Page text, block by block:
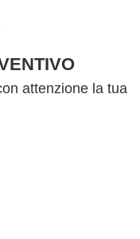
attenzione la tua